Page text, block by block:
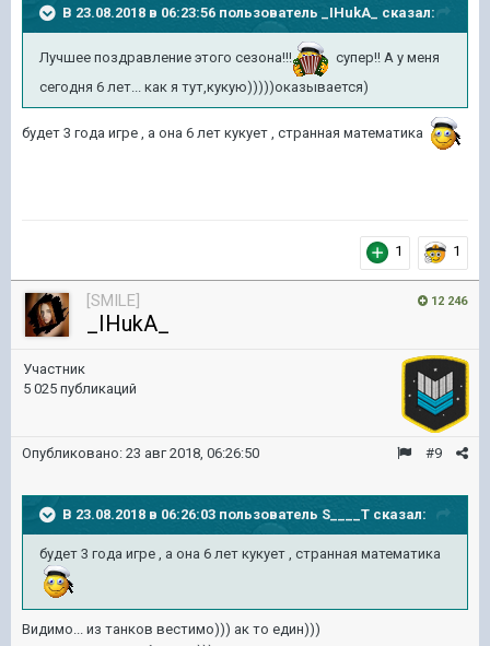
В 23.08.2018 в 06:23:56 пользователь _IHukA_ сказал:
Лучшее поздравление этого сезона!!!
супер!! А у меня
сегодня 6 лет... как я тут,кукую)))))оказывается)
будет 3 года игре , а она 6 лет кукует , странная математика
1 1
12 246
[SMILE]
_IHukA_
Участник
5 025 публикаций
#9
Опубликовано: 23 авг 2018, 06:26:50
В 23.08.2018 в 06:26:03 пользователь S____T сказал:
будет 3 года игре , а она 6 лет кукует , странная математика
Видимо... из танков вестимо))) ак то един)))